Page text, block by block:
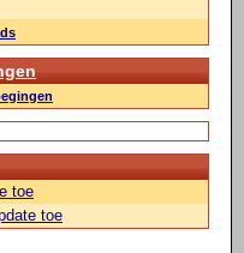
toe
toe